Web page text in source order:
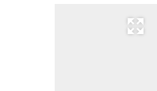
Развернуть